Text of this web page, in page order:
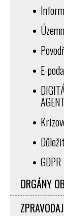
E-
GDPR
ORGÁNY